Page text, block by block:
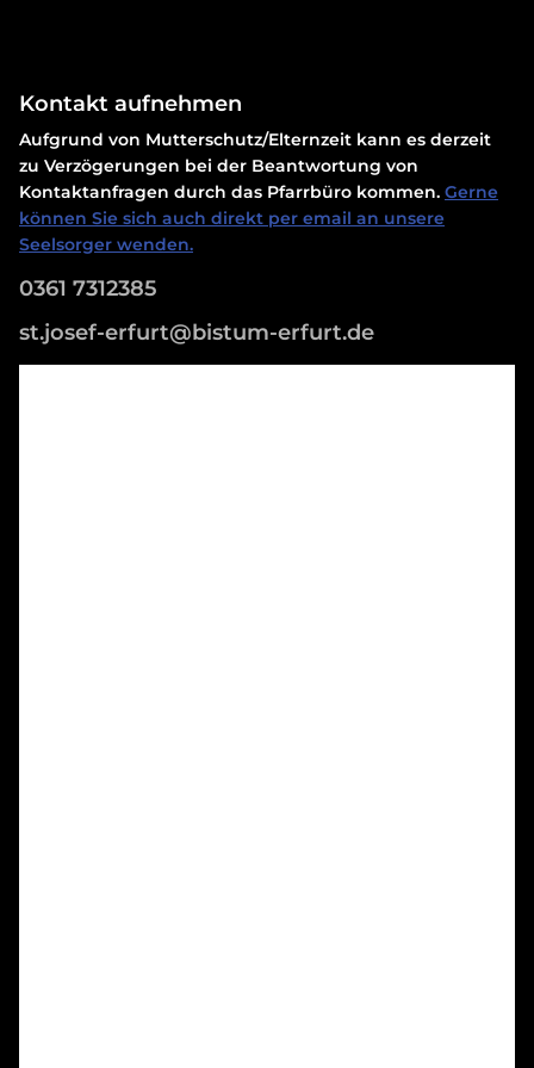
Kontakt aufnehmen
Aufgrund von Mutterschutz/Elternzeit kann es derzeit
zu Verzögerungen bei der Beantwortung von
Kontaktanfragen durch das Pfarrbüro kommen. Gerne
können Sie sich auch direkt per email an unsere
Seelsorger wenden.
0361 7312385
st.josef-erfurt@bistum-erfurt.de